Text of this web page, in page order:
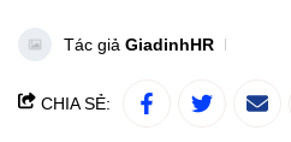
Tác giả GiadinhHR
CHIA SẺ: